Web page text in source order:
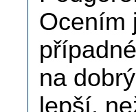
Ocením
na
lepší,